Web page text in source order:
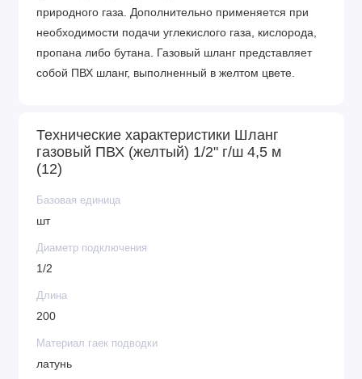
природного газа. Дополнительно применяется при
необходимости подачи углекислого газа, кислорода,
пропана либо бутана. Газовый шланг представляет
собой ПВХ шланг, выполненный в желтом цвете.
Технические характеристики Шланг
газовый ПВХ (желтый) 1/2" г/ш 4,5 м
(12)
Базовая единица
шт
Диаметр подключения
1/2
Длина
200
Материал гаек подводки
латунь